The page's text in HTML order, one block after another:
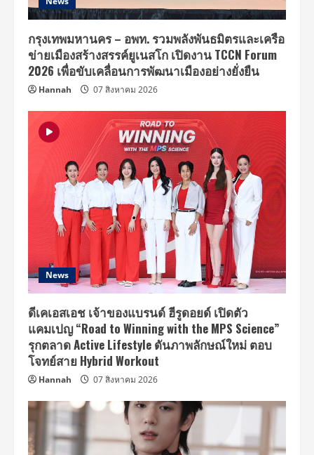
กรุงเทพมหานคร – อพท. รวมพลังพันธมิตรและเครือ
ข่ายเมืองสร้างสรรค์ยูเนสโก เปิดงาน TCCN Forum
2026 เพื่อขับเคลื่อนการพัฒนาเมืองอย่างยั่งยืน
Hannah 07 สิงหาคม 2026
News
ดีเคเอสเอช เจ้าของแบรนด์ ฮีรูดอยด์ เปิดตัว
แคมเปญ “Road to Winning with the MPS Science”
รุกตลาด Active Lifestyle ดันภาพลักษณ์ใหม่ ตอบ
โจทย์สาย Hybrid Workout
Hannah 07 สิงหาคม 2026